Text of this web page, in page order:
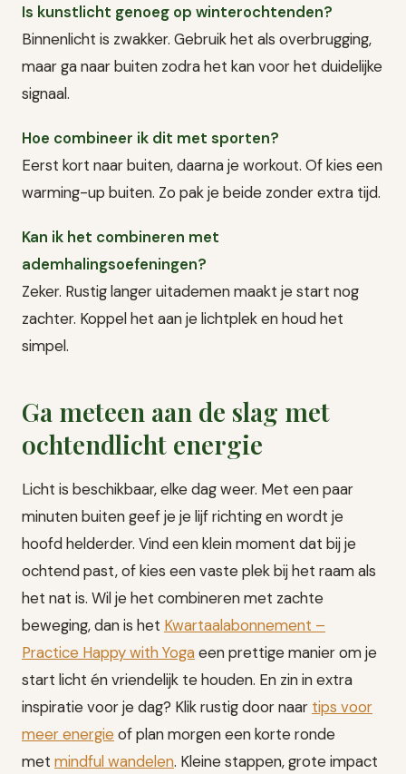
Is kunstlicht genoeg op winterochtenden?
Binnenlicht is zwakker. Gebruik het als overbrugging,
maar ga naar buiten zodra het kan voor het duidelijke
signaal.
Hoe combineer ik dit met sporten?
Eerst kort naar buiten, daarna je workout. Of kies een
warming-up buiten. Zo pak je beide zonder extra tijd.
Kan ik het combineren met
ademhalingsoefeningen?
Zeker. Rustig langer uitademen maakt je start nog
zachter. Koppel het aan je lichtplek en houd het
simpel.
Ga meteen aan de slag met
ochtendlicht energie
Licht is beschikbaar, elke dag weer. Met een paar
minuten buiten geef je je lijf richting en wordt je
hoofd helderder. Vind een klein moment dat bij je
ochtend past, of kies een vaste plek bij het raam als
het nat is. Wil je het combineren met zachte
beweging, dan is het Kwartaalabonnement –
Practice Happy with Yogaeen prettige manier om je
start licht én vriendelijk te houden. En zin in extra
inspiratie voor je dag? Klik rustig door naar tips voor
meer energie of plan morgen een korte ronde
met mindful wandelen. Kleine stappen, grote impact